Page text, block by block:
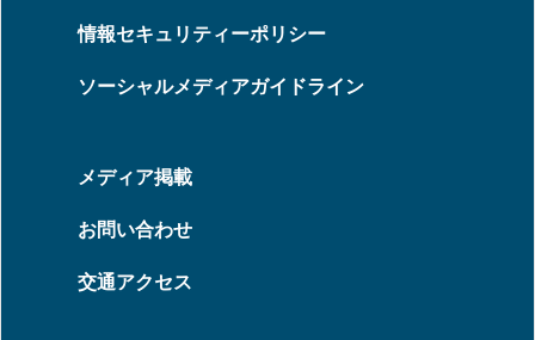
情報セキュリティーポリシー
ソーシャルメディアガイドライン
メディア掲載
お問い合わせ
交通アクセス